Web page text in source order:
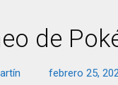
de
febrero 25,